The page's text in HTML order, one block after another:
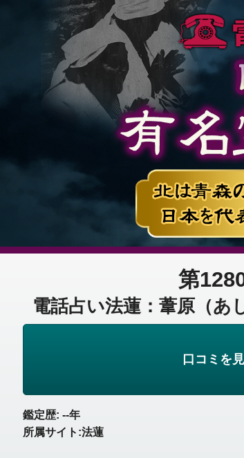
第
電話占い法蓮：葦原（あ
口コミを
鑑定歴: --年
所属サイト:法蓮